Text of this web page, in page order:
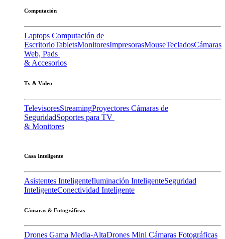
Computación
Laptops Computación de
EscritorioTabletsMonitoresImpresorasMouseTecladosCámaras
Web, Pads
& Accesorios
Tv & Video
TelevisoresStreamingProyectores Cámaras de
SeguridadSoportes para TV
& Monitores
Casa Inteligente
Asistentes InteligenteIluminación InteligenteSeguridad
InteligenteConectividad Inteligente
Cámaras & Fotográficas
Drones Gama Media-AltaDrones Mini Cámaras Fotográficas